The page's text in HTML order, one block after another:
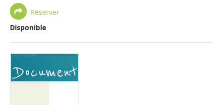
Réserver
Disponible